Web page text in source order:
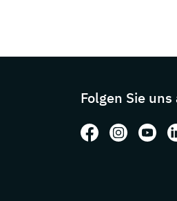
Folgen Sie uns
Folgen Sie
Folgen